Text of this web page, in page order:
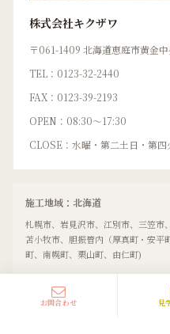
お問合わせ 見
株式会社キクザワ
〒061-1409 北海道恵庭市黄金
TEL：0123-32-2440
FAX：0123-39-2193
OPEN：08:30〜17:30
CLOSE：水曜・第二土日・第四
施工地域：北海道
札幌市、岩見沢市、江別市、三笠市
苫小牧市、胆振管内（厚真町・安平
町、南幌町、栗山町、由仁町)